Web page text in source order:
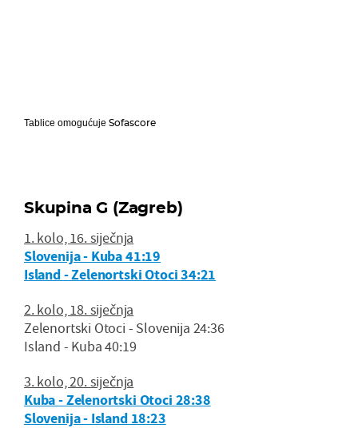
Tablice omogućuje Sofascore
Skupina G (Zagreb)
1. kolo, 16. siječnja
Slovenija - Kuba 41:19
Island - Zelenortski Otoci 34:21
2. kolo, 18. siječnja
Zelenortski Otoci - Slovenija 24:36
Island - Kuba 40:19
3. kolo, 20. siječnja
Kuba - Zelenortski Otoci 28:38
Slovenija - Island 18:23